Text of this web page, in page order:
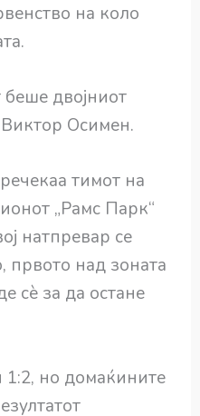
на коло
беше двојниот
Осимен.
тимот на
„Рамс Парк“
натпревар се
првото над зоната
сè за да остане
1:2, но домаќините